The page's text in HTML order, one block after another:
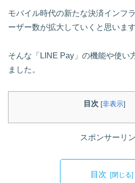
モバイル時代の新たな決済インフ
ーザー数が拡大していくと思います
そんな「LINE Pay」の機能や使い
ました。
目次 [非表示]
スポンサーリ
目次